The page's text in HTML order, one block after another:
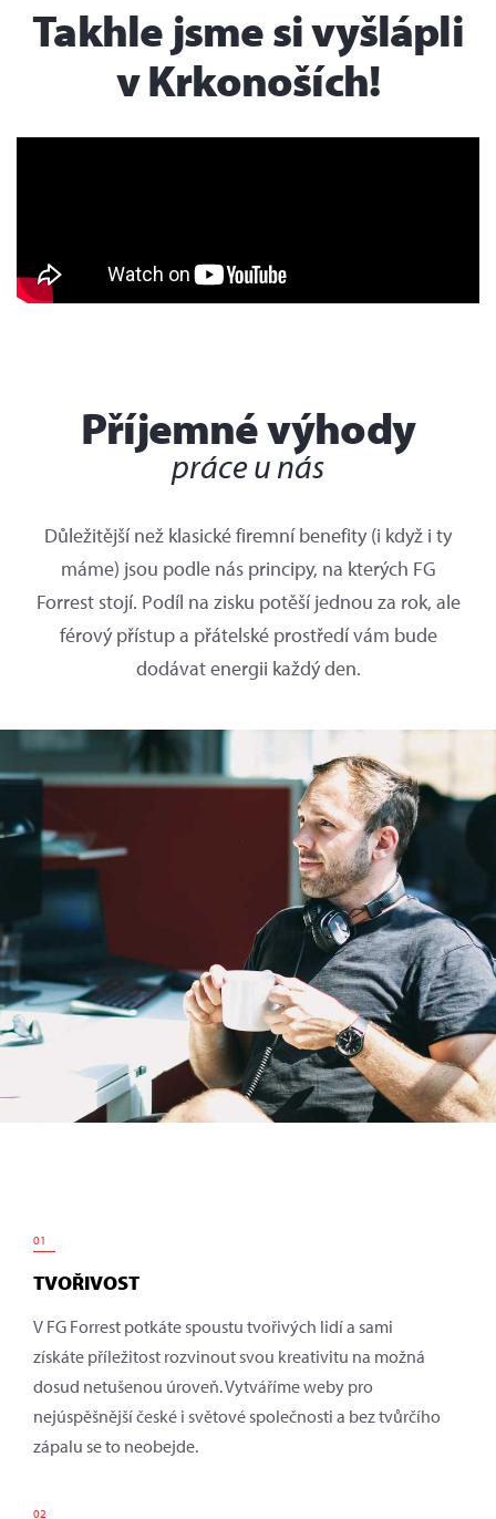
Takhle jsme si vyšlápli
v Krkonoších!
Příjemné výhody
práce u nás
Důležitější než klasické firemní benefity (i když i ty
máme) jsou podle nás principy, na kterých FG
Forrest stojí. Podíl na zisku potěší jednou za rok, ale
férový přístup a přátelské prostředí vám bude
dodávat energii každý den.
01
TVOŘIVOST
V FG Forrest potkáte spoustu tvořivých lidí a sami
získáte příležitost rozvinout svou kreativitu na možná
dosud netušenou úroveň. Vytváříme weby pro
nejúspěšnější české i světové společnosti a bez tvůrčího
zápalu se to neobejde.
02